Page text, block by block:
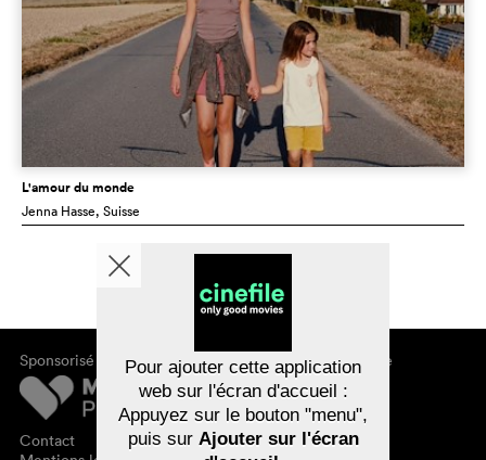
L'amour du monde
Jenna Hasse, Suisse
Sponsorisé par
Contact
À propos de cinefile
S'inscrire/s'abonner
Newsletter
FAQ
Pour ajouter cette application
web sur l'écran d'accueil :
Appuyez sur le bouton "menu",
puis sur Ajouter sur l'écran